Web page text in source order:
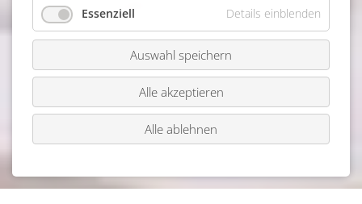
Essenziell Details einblenden
Auswahl speichern
Alle akzeptieren
Alle ablehnen